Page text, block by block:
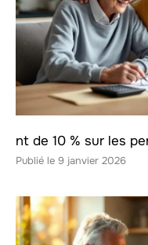
nt de 10 % sur les
9 janvier 2026